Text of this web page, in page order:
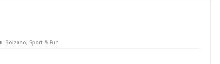
Bolzano, Sport & Fun